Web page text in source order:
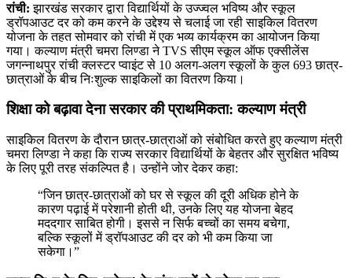
रांची: झारखंड सरकार द्वारा विद्यार्थियों के उज्ज्वल भविष्य और स्कूल
ड्रॉपआउट दर को कम करने के उद्देश्य से चलाई जा रही साइकिल वितरण
योजना के तहत सोमवार को रांची में एक भव्य कार्यक्रम का आयोजन किया
गया। कल्याण मंत्री चमरा लिण्डा ने TVS सीएम स्कूल ऑफ एक्सीलेंस
जगन्नाथपुर रांची क्लस्टर प्वाइंट से 10 अलग-अलग स्कूलों के कुल 693 छात्र-
छात्राओं के बीच निःशुल्क साइकिलों का वितरण किया।
शिक्षा को बढ़ावा देना सरकार की प्राथमिकता: कल्याण मंत्री
साइकिल वितरण के दौरान छात्र-छात्राओं को संबोधित करते हुए कल्याण मंत्री
चमरा लिण्डा ने कहा कि राज्य सरकार विद्यार्थियों के बेहतर और सुरक्षित भविष्य
के लिए पूरी तरह संकल्पित है। उन्होंने जोर देकर कहा:
“जिन छात्र-छात्राओं को घर से स्कूल की दूरी अधिक होने के
कारण पढ़ाई में परेशानी होती थी, उनके लिए यह योजना बेहद
मददगार साबित होगी। इससे न सिर्फ बच्चों का समय बचेगा,
बल्कि स्कूलों में ड्रॉपआउट की दर को भी कम किया जा
सकेगा।”